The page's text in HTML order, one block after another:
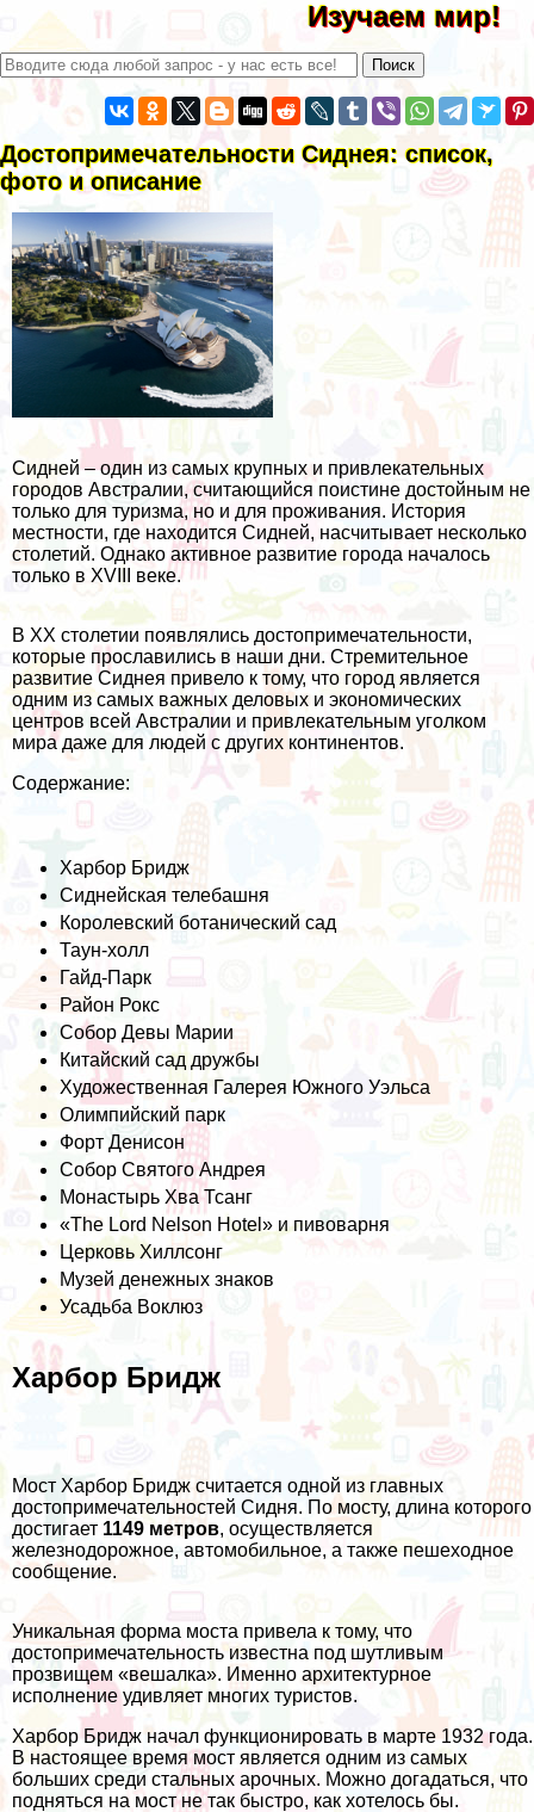
Изучаем мир!
Достопримечательности Сиднея: список,
фото и описание
Сидней – один из самых крупных и привлекательных
городов Австралии, считающийся поистине достойным не
только для туризма, но и для проживания. История
местности, где находится Сидней, насчитывает несколько
столетий. Однако активное развитие города началось
только в XVIII веке.
В XX столетии появлялись достопримечательности,
которые прославились в наши дни. Стремительное
развитие Сиднея привело к тому, что город является
одним из самых важных деловых и экономических
центров всей Австралии и привлекательным уголком
мира даже для людей с других континентов.
Содержание:
Харбор Бридж
Сиднейская телебашня
Королевский ботанический сад
Таун-холл
Гайд-Парк
Район Рокс
Собор Девы Марии
Китайский сад дружбы
Художественная Галерея Южного Уэльса
Олимпийский парк
Форт Денисон
Собор Святого Андрея
Монастырь Хва Тсанг
«The Lord Nelson Hotel» и пивоварня
Церковь Хиллсонг
Музей денежных знаков
Усадьба Воклюз
Харбор Бридж
Мост Харбор Бридж считается одной из главных
достопримечательностей Сидня. По мосту, длина которого
достигает 1149 метров, осуществляется
железнодорожное, автомобильное, а также пешеходное
сообщение.
Уникальная форма моста привела к тому, что
достопримечательность известна под шутливым
прозвищем «вешалка». Именно архитектурное
исполнение удивляет многих туристов.
Харбор Бридж начал функционировать в марте 1932 года.
В настоящее время мост является одним из самых
больших среди стальных арочных. Можно догадаться, что
подняться на мост не так быстро, как хотелось бы.